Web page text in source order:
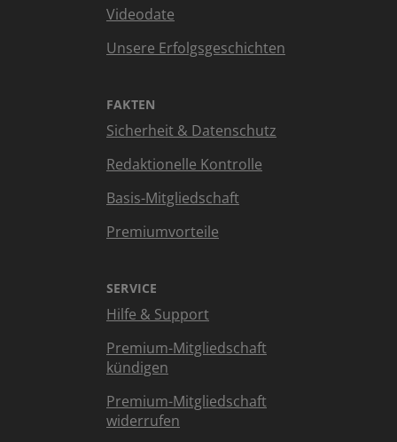
Videodate
Unsere Erfolgsgeschichten
FAKTEN
Sicherheit & Datenschutz
Redaktionelle Kontrolle
Basis-Mitgliedschaft
Premiumvorteile
SERVICE
Hilfe & Support
Premium-Mitgliedschaft
kündigen
Premium-Mitgliedschaft
widerrufen